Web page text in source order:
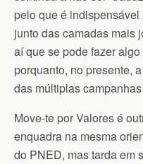
pelo que é indispensável
junto das camadas mais
aí que se pode fazer
porquanto, no presente,
das múltiplas
Move-te por Valores é
enquadra na mesma
do PNED, mas tarda em